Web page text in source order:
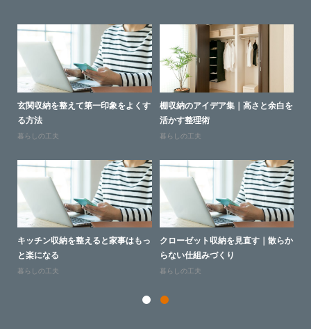
玄関収納を整えて第一印象をよくす
る方法
暮らしの工夫
棚収納のアイデア集｜高さと余白を
活かす整理術
暮らしの工夫
キッチン収納を整えると家事はもっ
と楽になる
暮らしの工夫
クローゼット収納を見直す｜散らか
らない仕組みづくり
暮らしの工夫